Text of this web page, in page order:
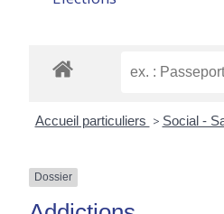
Accueil particuliers > Social -
Dossier